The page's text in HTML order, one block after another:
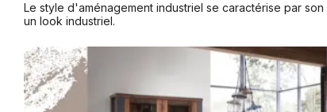
Le style d'aménagement industriel se caractérise par
un look industriel.